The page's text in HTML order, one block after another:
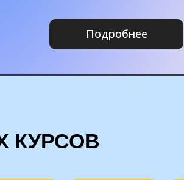
Подробнее
КУРСОВ